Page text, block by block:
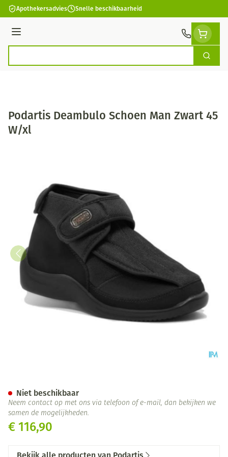
Ga naar de inhoud
Apothekersadvies Snelle beschikbaarheid
Menu
Zoek
Podartis Deambulo Schoen Man Zwart 45
W/xl
€ 116,90
Niet beschikbaar
Neem contact op met ons via telefoon of e-mail, dan bekijken we
samen de mogelijkheden.